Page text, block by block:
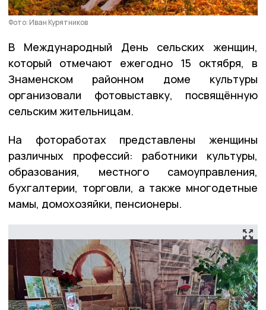
Фото: Иван Курятников
В Международный День сельских женщин,
который отмечают ежегодно 15 октября, в
Знаменском районном доме культуры
организовали фотовыставку, посвящённую
сельским жительницам.
На фотоработах представлены женщины
различных профессий: работники культуры,
образования, местного самоуправления,
бухгалтерии, торговли, а также многодетные
мамы, домохозяйки, пенсионеры.